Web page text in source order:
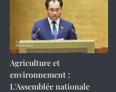
Agriculture et
environnement :
L'Assemblée nationale